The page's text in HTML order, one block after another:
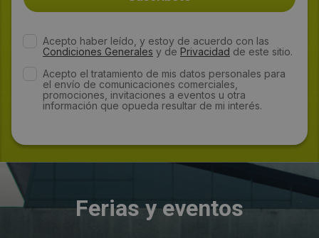
Acepto haber leído, y estoy de acuerdo con las
Condiciones Generales y de Privacidad de este sitio.
Acepto el tratamiento de mis datos personales para
el envío de comunicaciones comerciales,
promociones, invitaciones a eventos u otra
información que opueda resultar de mi interés.
Ferias y eventos